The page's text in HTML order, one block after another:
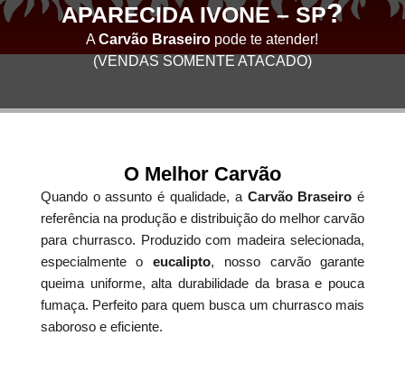
APARECIDA IVONE – SP?
ACarvão Braseiro pode te atender!
(VENDAS SOMENTE ATACADO)
O Melhor Carvão
Quando o assunto é qualidade, a Carvão Braseiro é
referência na produção e distribuição do melhor carvão
para churrasco. Produzido com madeira selecionada,
especialmente oeucalipto, nosso carvão garante
queima uniforme, alta durabilidade da brasa e pouca
fumaça. Perfeito para quem busca um churrasco mais
saboroso e eficiente.